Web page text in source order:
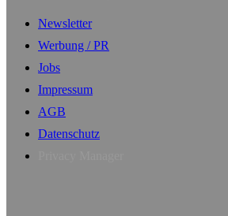
Newsletter
Werbung / PR
Jobs
Impressum
AGB
Datenschutz